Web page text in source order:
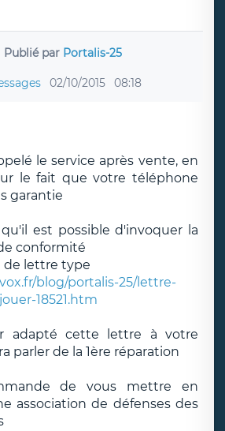
Publié par Portalis-25
02/10/2015 08:18
le service après vente, en
le fait que votre téléphone
garantie
est possible d'invoquer la
conformité
de lettre type
blog/portalis-25/lettre-
18521.htm
adapté cette lettre à votre
parler de la 1ère réparation
de vous mettre en
association de défenses des